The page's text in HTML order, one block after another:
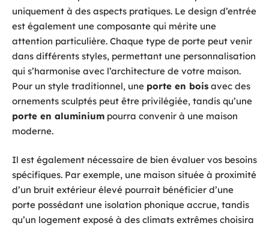
uniquement à des aspects pratiques. Le design d’entrée
est également une composante qui mérite une
attention particulière. Chaque type de porte peut venir
dans différents styles, permettant une personnalisation
qui s’harmonise avec l’architecture de votre maison.
Pour un style traditionnel, une porte en bois avec des
ornements sculptés peut être privilégiée, tandis qu’une
porte en aluminium pourra convenir à une maison
moderne.
Il est également nécessaire de bien évaluer vos besoins
spécifiques. Par exemple, une maison située à proximité
d’un bruit extérieur élevé pourrait bénéficier d’une
porte possédant une isolation phonique accrue, tandis
qu’un logement exposé à des climats extrêmes choisira